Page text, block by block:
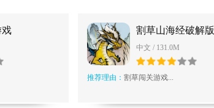
戏 割草山海经破解版
中文 / 131.0M
推荐理由： 割草闯关游戏...